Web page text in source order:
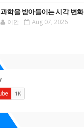
과학을 받아들이는 시각 변화
이안 Aug 07, 2026